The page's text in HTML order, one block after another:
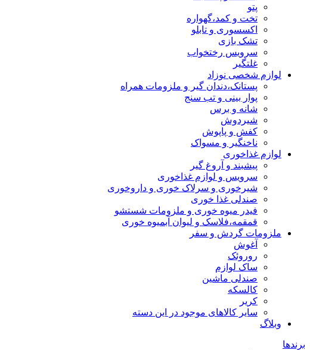
پتو
تخت و کمد،گهواره
اکسسوری و تابلو
تشک بازی
سرویس رختخواب
غلتگیر
لوازم شخصی نوزاد
پستانک،دندان گیر و ملزومات همراه
پوار بینی و تب سنج
شانه و برس
شیردوش
کفش و پاپوش
ناخنگیر و مسواک
لوازم غذاخوری
پیشبند و آروغ گیر
سرویس و لوازم غذاخوری
شیرخوری و سرلاک خوری و داروخوری
صندلی غذا خوری
فیدر میوه خوری و ملزومات شستشو
قمقمه،فلاسک و لیوان آبمیوه خوری
ملزومات گردش و سفر
آغوش
روروئک
ساک لوازم
صندلی ماشین
کالسکه
کریر
سایر کالاهای موجود در این دسته
وبلاگ
برندها